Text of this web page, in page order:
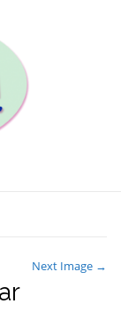
Next Image →